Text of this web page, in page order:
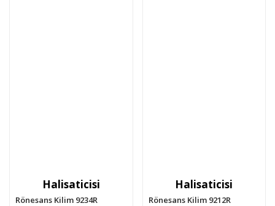
Halisaticisi
Rönesans Kilim 9234R
Halisaticisi
Rönesans Kilim 9212R